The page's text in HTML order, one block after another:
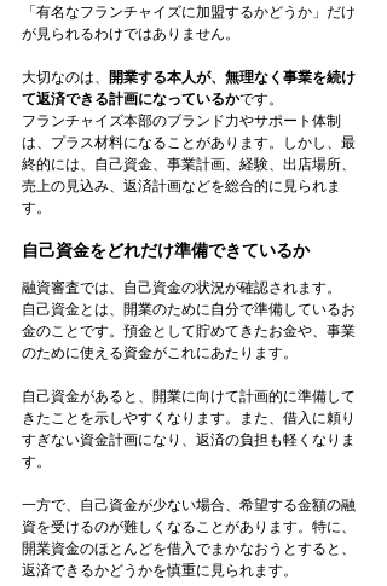
「有名なフランチャイズに加盟するかどうか」だけ
が見られるわけではありません。
大切なのは、 開業する本人が、無理なく事業を続け
て返済できる計画になっているかです。
フランチャイズ本部のブランド力やサポート体制
は、プラス材料になることがあります。しかし、最
終的には、自己資金、事業計画、経験、出店場所、
売上の見込み、返済計画などを総合的に見られま
す。
自己資金をどれだけ準備できているか
融資審査では、自己資金の状況が確認されます。
自己資金とは、開業のために自分で準備しているお
金のことです。預金として貯めてきたお金や、事業
のために使える資金がこれにあたります。
自己資金があると、開業に向けて計画的に準備して
きたことを示しやすくなります。また、借入に頼り
すぎない資金計画になり、返済の負担も軽くなりま
す。
一方で、自己資金が少ない場合、希望する金額の融
資を受けるのが難しくなることがあります。特に、
開業資金のほとんどを借入でまかなおうとすると、
返済できるかどうかを慎重に見られます。